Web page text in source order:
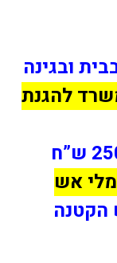
ובגינה
להגנת
אש
הקטנה